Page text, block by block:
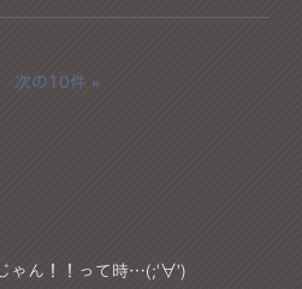
次の10件
ゃん！！って時…(;'∀')